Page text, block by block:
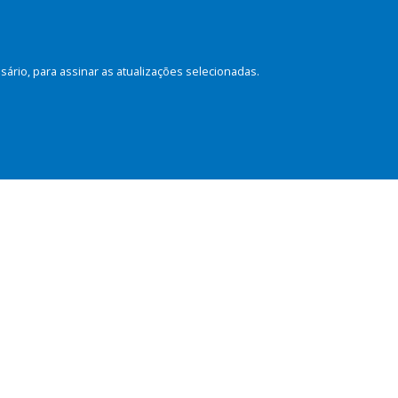
para assinar as atualizações selecionadas.